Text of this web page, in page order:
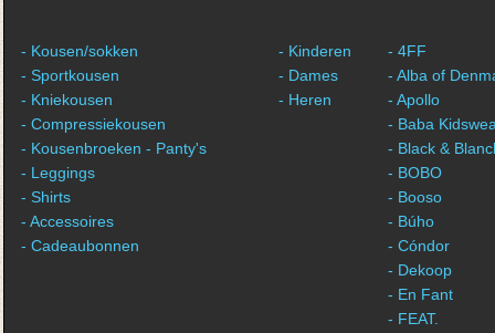
- Kousen/sokken
- Sportkousen
- Kniekousen
- Compressiekousen
- Kousenbroeken - Panty's
- Leggings
- Shirts
- Accessoires
- Cadeaubonnen
- Kinderen
- Dames
- Heren
- 4FF
- Alba of
- Apollo
- Baba
- Black &
- BOBO
- Booso
- Búho
- Cóndor
- Dekoop
- En Fant
- FEAT.